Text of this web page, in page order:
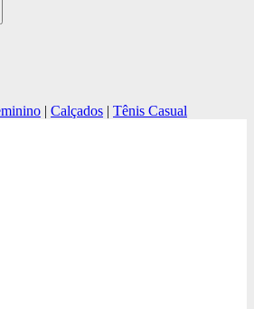
| Calçados | Tênis Casual